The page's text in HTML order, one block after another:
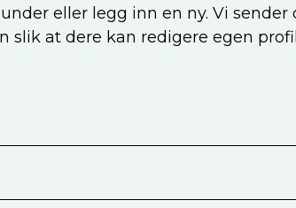
eller legg inn en ny. Vi sender
slik at dere kan redigere egen